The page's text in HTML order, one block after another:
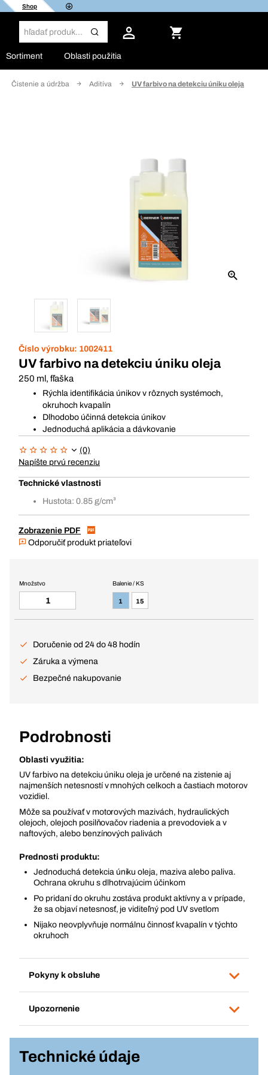
Shop
Sortiment Oblasti použitia
Čistenie a údržba Aditíva UV farbivo na detekciu úniku oleja
Číslo výrobku: 1002411
UV farbivo na detekciu úniku oleja
250 ml, fľaška
Rýchla identifikácia únikov v rôznych systémoch,
okruhoch kvapalín
Dlhodobo účinná detekcia únikov
Jednoduchá aplikácia a dávkovanie
(0)
Napíšte prvú recenziu
Technické vlastnosti
Hustota: 0.85 g/cm³
Zobrazenie PDF
Odporučiť produkt priateľovi
Balenie / KS
1 15
Množstvo
Doručenie od 24 do 48 hodín
Záruka a výmena
Bezpečné nakupovanie
Podrobnosti
Oblasti využitia:
UV farbivo na detekciu úniku oleja je určené na zistenie aj
najmenších netesností v mnohých celkoch a častiach motorov
vozidiel.
Môže sa používať v motorových mazivách, hydraulických
olejoch, olejoch posilňovačov riadenia a prevodoviek a v
naftových, alebo benzínových palivách
Prednosti produktu:
Jednoduchá detekcia úniku oleja, maziva alebo paliva.
Ochrana okruhu s dlhotrvajúcim účinkom
Po pridaní do okruhu zostáva produkt aktívny a v prípade,
že sa objaví netesnosť, je viditeľný pod UV svetlom
Nijako neovplyvňuje normálnu činnosť kvapalín v týchto
okruhoch
Pokyny k obsluhe
Upozornenie
Technické údaje